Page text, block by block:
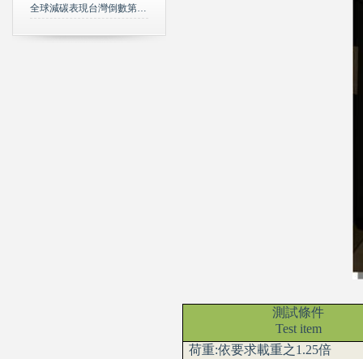
全球減碳表現台灣倒數第三 綠委年底提「氣候變遷法」草案雪恥
測試條件
Test item
荷重:依要求載重之1.25倍